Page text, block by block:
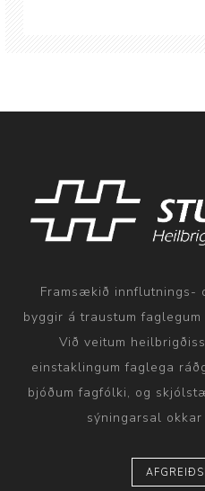
Framsækið innflutnings-
byggir á traustum
Við veitum
einstaklingum faglega
bjóðum fagfólki, og
sýningarsal